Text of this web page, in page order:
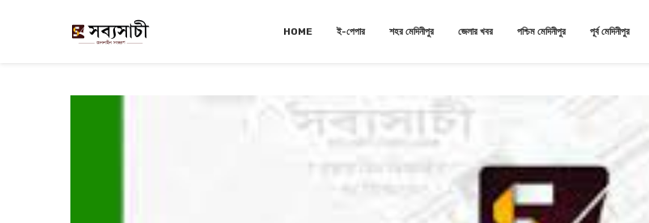
HOME ই-পেপার শহর মেদিনীপুর জেলার খবর পশ্চিম মেদিনীপুর পূর্ব মেদিনীপুর